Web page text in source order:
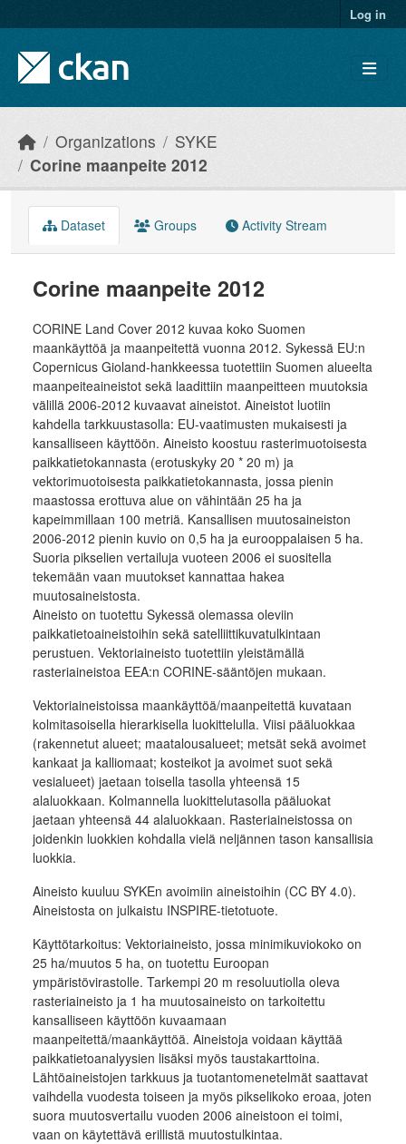
Log in
Organizations
SYKE
Corine maanpeite 2012
Dataset Groups Activity Stream
Corine maanpeite 2012
CORINE Land Cover 2012 kuvaa koko Suomen
maankäyttöä ja maanpeitettä vuonna 2012. Sykessä EU:n
Copernicus Gioland-hankkeessa tuotettiin Suomen alueelta
maanpeiteaineistot sekä laadittiin maanpeitteen muutoksia
välillä 2006-2012 kuvaavat aineistot. Aineistot luotiin
kahdella tarkkuustasolla: EU-vaatimusten mukaisesti ja
kansalliseen käyttöön. Aineisto koostuu rasterimuotoisesta
paikkatietokannasta (erotuskyky 20 * 20 m) ja
vektorimuotoisesta paikkatietokannasta, jossa pienin
maastossa erottuva alue on vähintään 25 ha ja
kapeimmillaan 100 metriä. Kansallisen muutosaineiston
2006-2012 pienin kuvio on 0,5 ha ja eurooppalaisen 5 ha.
Suoria pikselien vertailuja vuoteen 2006 ei suositella
tekemään vaan muutokset kannattaa hakea
muutosaineistosta.
Aineisto on tuotettu Sykessä olemassa oleviin
paikkatietoaineistoihin sekä satelliittikuvatulkintaan
perustuen. Vektoriaineisto tuotettiin yleistämällä
rasteriaineistoa EEA:n CORINE-sääntöjen mukaan.
Vektoriaineistoissa maankäyttöä/maanpeitettä kuvataan
kolmitasoisella hierarkisella luokittelulla. Viisi pääluokkaa
(rakennetut alueet; maatalousalueet; metsät sekä avoimet
kankaat ja kalliomaat; kosteikot ja avoimet suot sekä
vesialueet) jaetaan toisella tasolla yhteensä 15
alaluokkaan. Kolmannella luokittelutasolla pääluokat
jaetaan yhteensä 44 alaluokkaan. Rasteriaineistossa on
joidenkin luokkien kohdalla vielä neljännen tason kansallisia
luokkia.
Aineisto kuuluu SYKEn avoimiin aineistoihin (CC BY 4.0).
Aineistosta on julkaistu INSPIRE-tietotuote.
Käyttötarkoitus: Vektoriaineisto, jossa minimikuviokoko on
25 ha/muutos 5 ha, on tuotettu Euroopan
ympäristövirastolle. Tarkempi 20 m resoluutiolla oleva
rasteriaineisto ja 1 ha muutosaineisto on tarkoitettu
kansalliseen käyttöön kuvaamaan
maanpeitettä/maankäyttöä. Aineistoja voidaan käyttää
paikkatietoanalyysien lisäksi myös taustakarttoina.
Lähtöaineistojen tarkkuus ja tuotantomenetelmät saattavat
vaihdella vuodesta toiseen ja myös pikselikoko eroaa, joten
suora muutosvertailu vuoden 2006 aineistoon ei toimi,
vaan on käytettävä erillistä muutostulkintaa.